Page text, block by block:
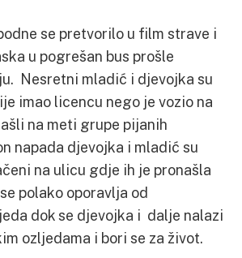
se pretvorilo u film strave i
u pogrešan bus prošle
Nesretni mladić i djevojka su
imao licencu nego je vozio na
na meti grupe pijanih
napada djevojka i mladić su
na ulicu gdje ih je pronašla
polako oporavlja od
dok se djevojka i dalje nalazi
ozljedama i bori se za život.